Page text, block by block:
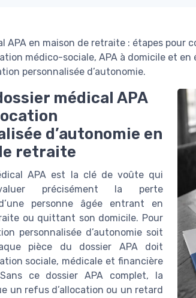
APA en maison de retraite : étapes
médico-sociale, APA à domicile et
personnalisée d’autonomie.
médical APA
d’autonomie en
retraite
APA est la clé de voûte qui
précisément la perte
personne âgée entrant en
ou quittant son domicile. Pour
personnalisée d’autonomie soit
pièce du dossier APA doit
sociale, médicale et financière
ce dossier APA complet, la
un refus d’allocation ou un retard